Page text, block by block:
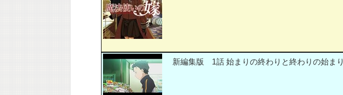
新編集版 1話 始まりの終わりと終わりの始まり